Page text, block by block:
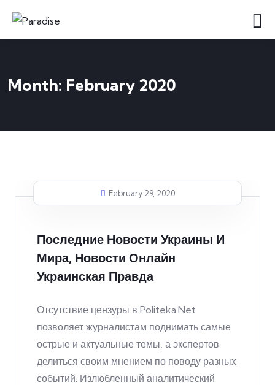
Month: February 2020
February 29, 2020
Последние Новости Украины И
Мира, Новости Онлайн
Украинская Правда
Отсутствие цензуры в Politeka.Net
позволяет журналистам поднимать самые
острые и актуальные темы, а экспертов
делиться своим мнением по поводу разных
событий. Излюбленный аналитический